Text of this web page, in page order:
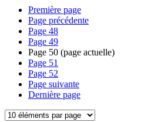
Première page
Page précédente
Page 48
Page 49
Page 50 (page actuelle)
Page 51
Page 52
Page suivante
Dernière page